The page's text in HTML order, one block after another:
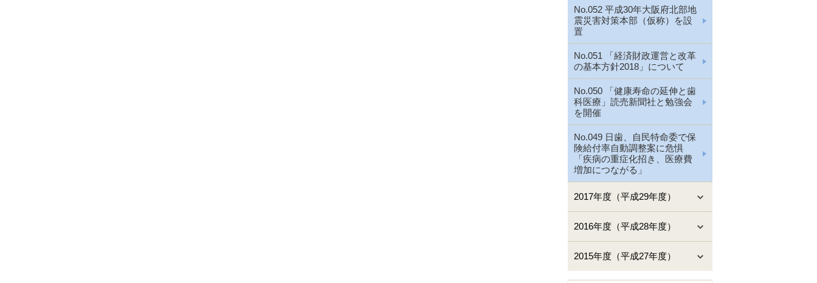
No.052 平成30年大阪府北部地
震災害対策本部（仮称）を設
置
No.051 「経済財政運営と改革
の基本方針2018」について
No.050 「健康寿命の延伸と歯
科医療」読売新聞社と勉強会
を開催
No.049 日歯、自民特命委で保
険給付率自動調整案に危惧
「疾病の重症化招き、医療費
増加につながる」
2017年度（平成29年度）
2016年度（平成28年度）
2015年度（平成27年度）